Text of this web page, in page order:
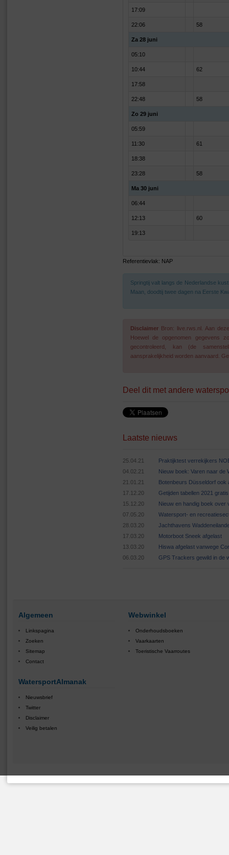
17:09
22:06 58
Za 28 juni
05:10
10:44 62
17:58
22:48 58
Zo 29 juni
05:59
11:30 61
18:38
23:28 58
Ma 30 juni
06:44
12:13 60
19:13
Referentievlak: NAP
Springtij valt langs de Nederlandse
Maan, doodtij twee dagen na Eerste
Disclaimer Bron: live.rws.nl. Aan
Hoewel de opgenomen gegevens
gecontroleerd, kan (de
aansprakelijkheid worden aanvaard.
Deel dit met andere
Laatste nieuws
25.04.21
Praktijktest verrekijkers
04.02.21
Nieuw boek: Varen naar de
21.01.21
Botenbeurs Düsseldorf ook
17.12.20
Getijden tabellen 2021
15.12.20
Nieuw en handig boek over
07.05.20
Watersport- en
28.03.20
Jachthavens
17.03.20
Motorboot Sneek afgelast
13.03.20
Hiswa afgelast vanwege
06.03.20
GPS Trackers gewild in de
Algemeen
Linkspagina
Zoeken
Sitemap
Contact
WatersportAlmanak
Nieuwsbrief
Twitter
Disclaimer
Veilig betalen
Webwinkel
Onderhoudsboeken
Vaarkaarten
Toeristische Vaarroutes